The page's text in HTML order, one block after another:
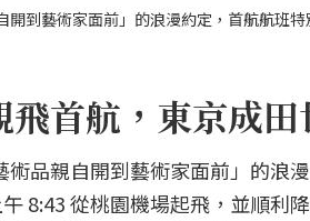
到藝術家面前」的浪漫約定，首航航班
首航，東京成
品親自開到藝術家面前」的浪
8:43 從桃園機場起飛，並順利